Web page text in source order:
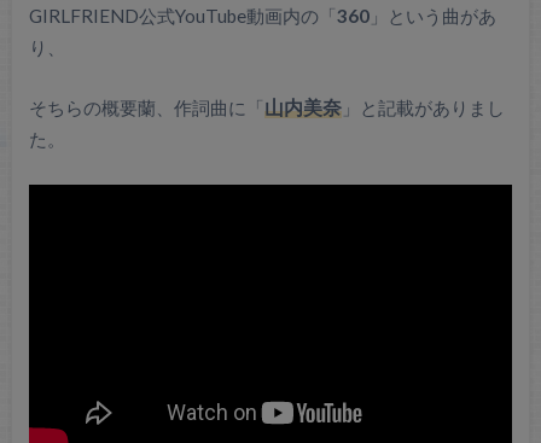
GIRLFRIEND公式YouTube動画内の「360」という曲があ
り、
そちらの概要蘭、作詞曲に「山内美奈」と記載がありまし
た。